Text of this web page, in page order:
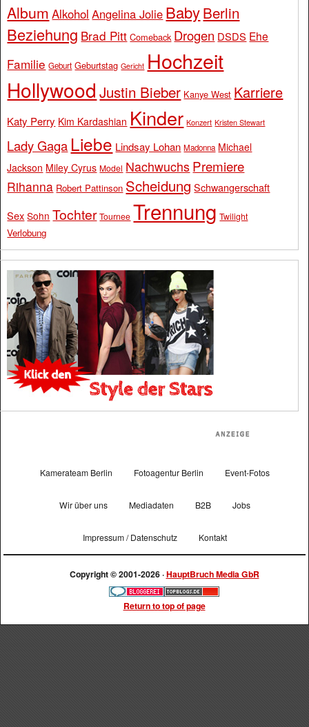
Album Alkohol Angelina Jolie BabyBerlin
Beziehung Brad Pitt Comeback Drogen DSDS Ehe
Familie Geburt Geburtstag Gericht Hochzeit
Hollywood Justin Bieber Kanye West Karriere
Katy Perry Kim Kardashian Kinder Konzert Kristen Stewart
Lady Gaga Liebe Lindsay Lohan Madonna Michael
Jackson Miley Cyrus Model Nachwuchs Premiere
Rihanna Robert Pattinson Scheidung Schwangerschaft
Sex Sohn Tochter Tournee Trennung Twilight
Verlobung
Kamerateam Berlin Fotoagentur Berlin Event-Fotos
Wir über uns Mediadaten B2B Jobs
Impressum / Datenschutz Kontakt
Copyright © 2001-2026 ·HauptBruch Media GbR
Return to top of page